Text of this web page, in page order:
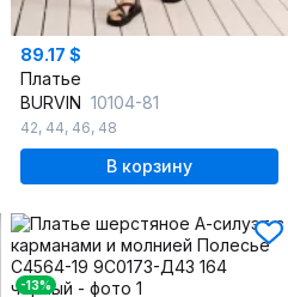
89.17 $
Платье
BURVIN 10104-81
42, 44, 46, 48
В корзину
-13%